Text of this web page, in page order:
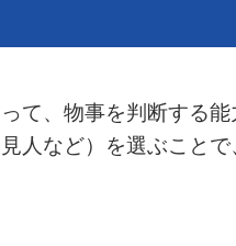
て、物事を判断する能
人など）を選ぶことで